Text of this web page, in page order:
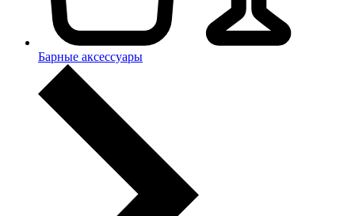
Барные аксессуары